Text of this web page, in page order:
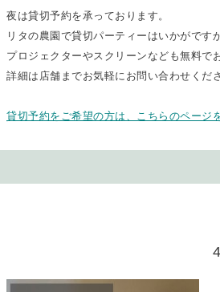
夜は貸切予約を承っております。
リタの農園で貸切パーティーはいかがです
プロジェクターやスクリーンなども無料で
詳細は店舗までお気軽にお問い合わせくだ
貸切予約をご希望の方は、こちらのページ